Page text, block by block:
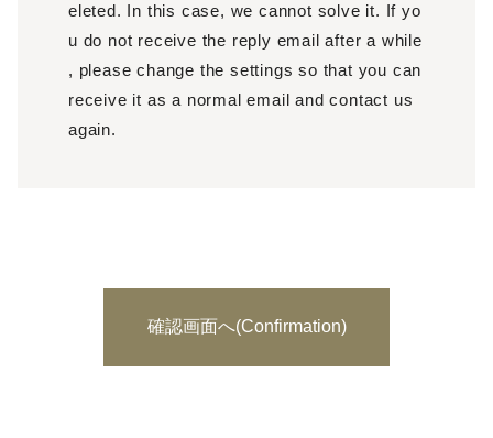
eleted. In this case, we cannot solve it. If yo
u do not receive the reply email after a while
, please change the settings so that you can
receive it as a normal email and contact us
again.